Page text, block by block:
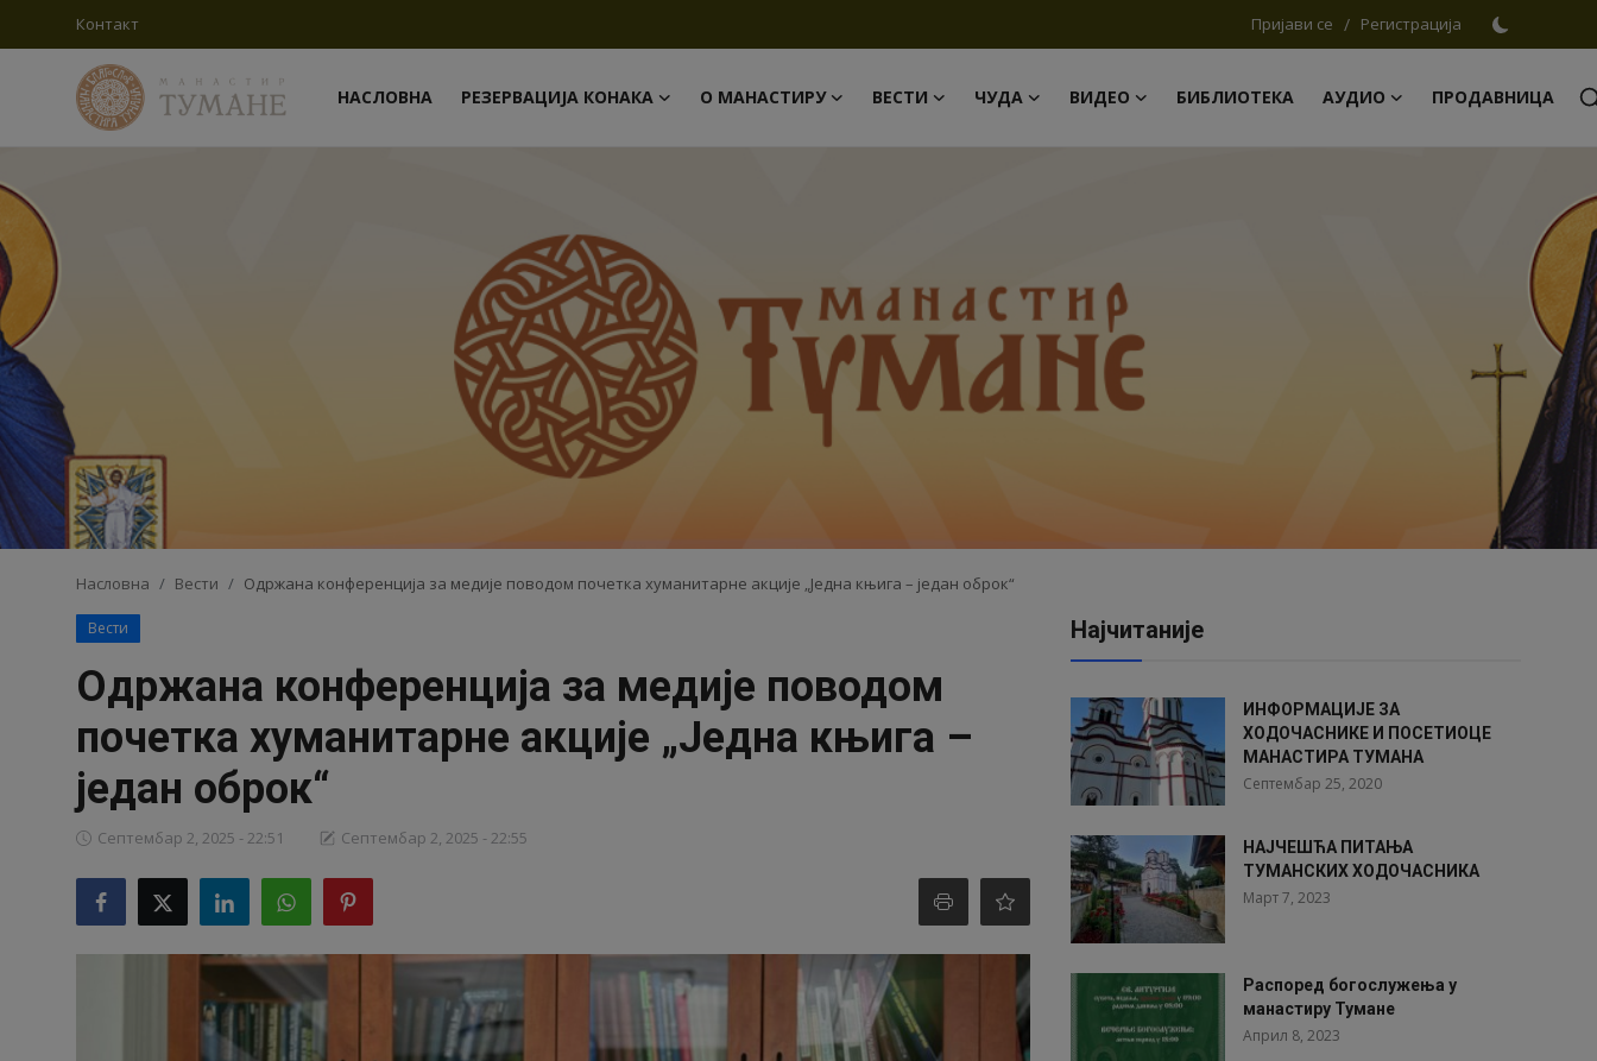
Контакт Пријави се / Регистрација
НАСЛОВНА РЕЗЕРВАЦИЈА КОНАКА О МАНАСТИРУ ВЕСТИ ЧУДА ВИДЕО БИБЛИОТЕКА АУДИО
ПРОДАВНИЦА
Пријави
Насловна
Контакт
Резервација конака
О манастиру
Вести
Чуда
Библиотека
Продавница
Насловна Вести Одржана конференција за медије поводом почетка хуманитарне акције „Једна књига – један оброк“
Вести
Одржана конференција за медије поводом
почетка хуманитарне акције „Једна књига –
један оброк“
Септембар 2, 2025 - 22:51 Септембар 2, 2025 - 22:55
Најчитаније
ИНФОРМАЦИЈЕ ЗА
ХОДОЧАСНИКЕ И ПОСЕТИОЦЕ
МАНАСТИРА ТУМАНА
Септембар 25, 2020
НАЈЧЕШЋА ПИТАЊА
ТУМАНСКИХ ХОДОЧАСНИКА
Март 7, 2023
Распоред богослужења у
манастиру Тумане
Април 8, 2023